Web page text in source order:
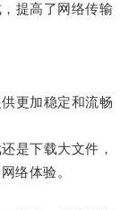
提高了网络传输
更加稳定和流畅
是下载大文件，
络体验。